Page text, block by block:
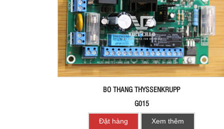
BO THANG THYSSENKRUPP
G015
Đặt hàng Xem thêm